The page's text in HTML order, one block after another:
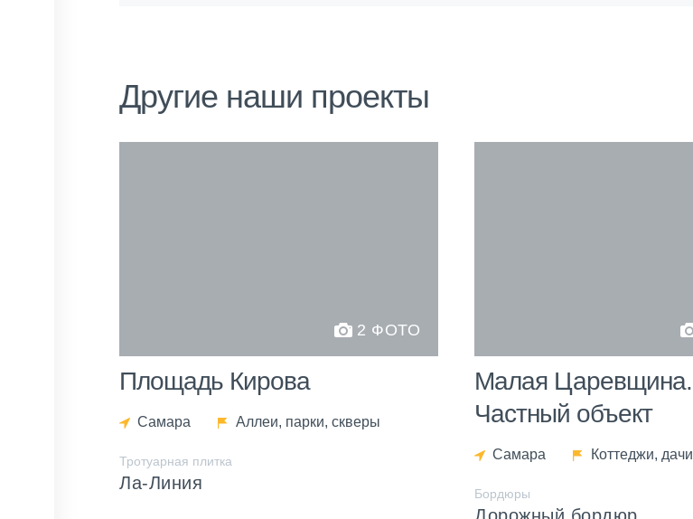
Другие наши проекты
2 ФОТО
Площадь Кирова
Самара Аллеи, парки, скверы
Тротуарная плитка
Ла-Линия
Малая Царевщина.
Частный объект
Самара Коттеджи, дачи
Бордюры